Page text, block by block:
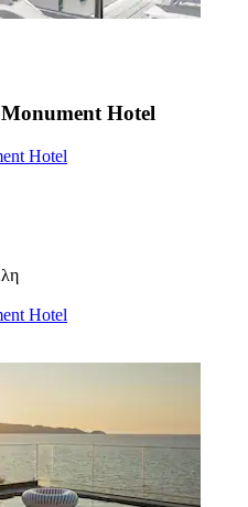
Hotel
Hotel
Hotel